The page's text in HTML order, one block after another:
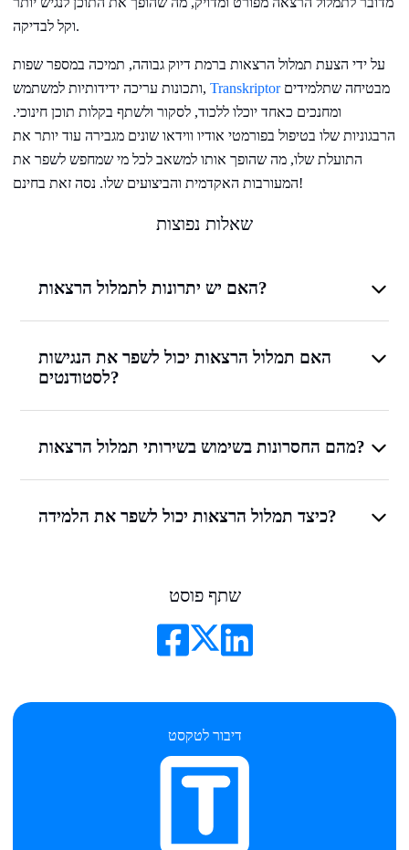
וקל לבדיקה.
על ידי הצעת תמלול הרצאות ברמת דיוק גבוהה, תמיכה במספר שפות
ותכונות עריכה ידידותיות למשתמש, Transkriptor מבטיחה שתלמידים
ומחנכים כאחד יוכלו ללכוד, לסקור ולשתף בקלות תוכן חינוכי.
הרבגוניות שלו בטיפול בפורמטי אודיו ווידאו שונים מגבירה עוד יותר את
התועלת שלו, מה שהופך אותו למשאב לכל מי שמחפש לשפר את
המעורבות האקדמית והביצועים שלו. נסה זאת בחינם!
שאלות נפוצות
האם יש יתרונות לתמלול הרצאות?
האם תמלול הרצאות יכול לשפר את הנגישות
לסטודנטים?
מהם החסרונות בשימוש בשירותי תמלול הרצאות?
כיצד תמלול הרצאות יכול לשפר את הלמידה?
שתף פוסט
דיבור לטקסט